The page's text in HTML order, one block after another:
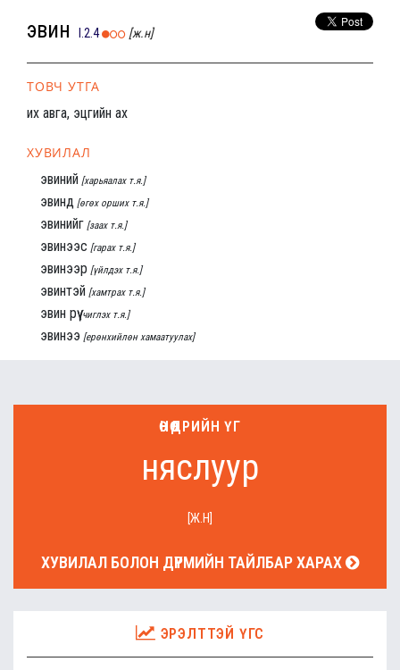
эвин I.2.4 [ж.н]
ТОВЧ УТГА
их авга, эцгийн ах
ХУВИЛАЛ
эвиний [харьяалах т.я.]
эвинд [өгөх орших т.я.]
эвинийг [заах т.я.]
эвинээс [гарах т.я.]
эвинээр [үйлдэх т.я.]
эвинтэй [хамтрах т.я.]
эвин рүү [чиглэх т.я.]
эвинээ [ерөнхийлөн хамаатуулах]
ӨНӨӨДРИЙН ҮГ
няслуур
[Ж.Н]
ХУВИЛАЛ БОЛОН ДҮРМИЙН ТАЙЛБАР ХАРАХ
ЭРЭЛТТЭЙ ҮГС